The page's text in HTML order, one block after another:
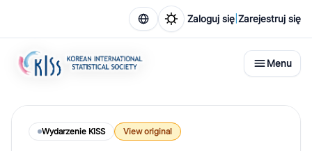
Zaloguj się Zarejestruj się
Menu
Wydarzenie KISS View original